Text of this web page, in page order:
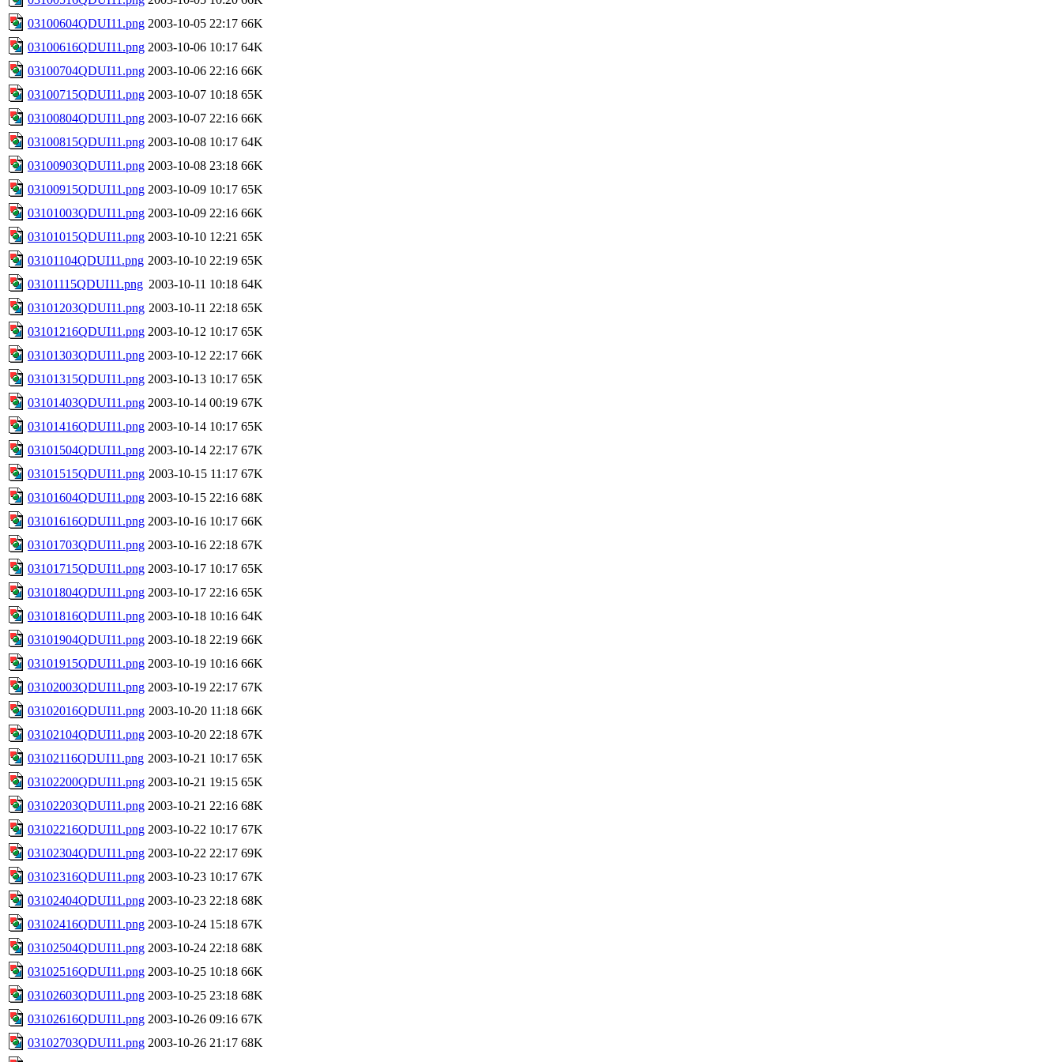
03100604QDUI11.png 2003-10-05 22:17 66K
03100616QDUI11.png 2003-10-06 10:17 64K
03100704QDUI11.png 2003-10-06 22:16 66K
03100715QDUI11.png 2003-10-07 10:18 65K
03100804QDUI11.png 2003-10-07 22:16 66K
03100815QDUI11.png 2003-10-08 10:17 64K
03100903QDUI11.png 2003-10-08 23:18 66K
03100915QDUI11.png 2003-10-09 10:17 65K
03101003QDUI11.png 2003-10-09 22:16 66K
03101015QDUI11.png 2003-10-10 12:21 65K
03101104QDUI11.png 2003-10-10 22:19 65K
03101115QDUI11.png 2003-10-11 10:18 64K
03101203QDUI11.png 2003-10-11 22:18 65K
03101216QDUI11.png 2003-10-12 10:17 65K
03101303QDUI11.png 2003-10-12 22:17 66K
03101315QDUI11.png 2003-10-13 10:17 65K
03101403QDUI11.png 2003-10-14 00:19 67K
03101416QDUI11.png 2003-10-14 10:17 65K
03101504QDUI11.png 2003-10-14 22:17 67K
03101515QDUI11.png 2003-10-15 11:17 67K
03101604QDUI11.png 2003-10-15 22:16 68K
03101616QDUI11.png 2003-10-16 10:17 66K
03101703QDUI11.png 2003-10-16 22:18 67K
03101715QDUI11.png 2003-10-17 10:17 65K
03101804QDUI11.png 2003-10-17 22:16 65K
03101816QDUI11.png 2003-10-18 10:16 64K
03101904QDUI11.png 2003-10-18 22:19 66K
03101915QDUI11.png 2003-10-19 10:16 66K
03102003QDUI11.png 2003-10-19 22:17 67K
03102016QDUI11.png 2003-10-20 11:18 66K
03102104QDUI11.png 2003-10-20 22:18 67K
03102116QDUI11.png 2003-10-21 10:17 65K
03102200QDUI11.png 2003-10-21 19:15 65K
03102203QDUI11.png 2003-10-21 22:16 68K
03102216QDUI11.png 2003-10-22 10:17 67K
03102304QDUI11.png 2003-10-22 22:17 69K
03102316QDUI11.png 2003-10-23 10:17 67K
03102404QDUI11.png 2003-10-23 22:18 68K
03102416QDUI11.png 2003-10-24 15:18 67K
03102504QDUI11.png 2003-10-24 22:18 68K
03102516QDUI11.png 2003-10-25 10:18 66K
03102603QDUI11.png 2003-10-25 23:18 68K
03102616QDUI11.png 2003-10-26 09:16 67K
03102703QDUI11.png 2003-10-26 21:17 68K